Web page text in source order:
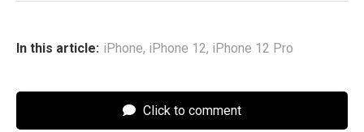
In this article: iPhone, iPhone 12, iPhone 12 Pro
Click to comment